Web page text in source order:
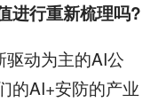
进行重新梳理吗?
动为主的AI公
的AI+安防的产业